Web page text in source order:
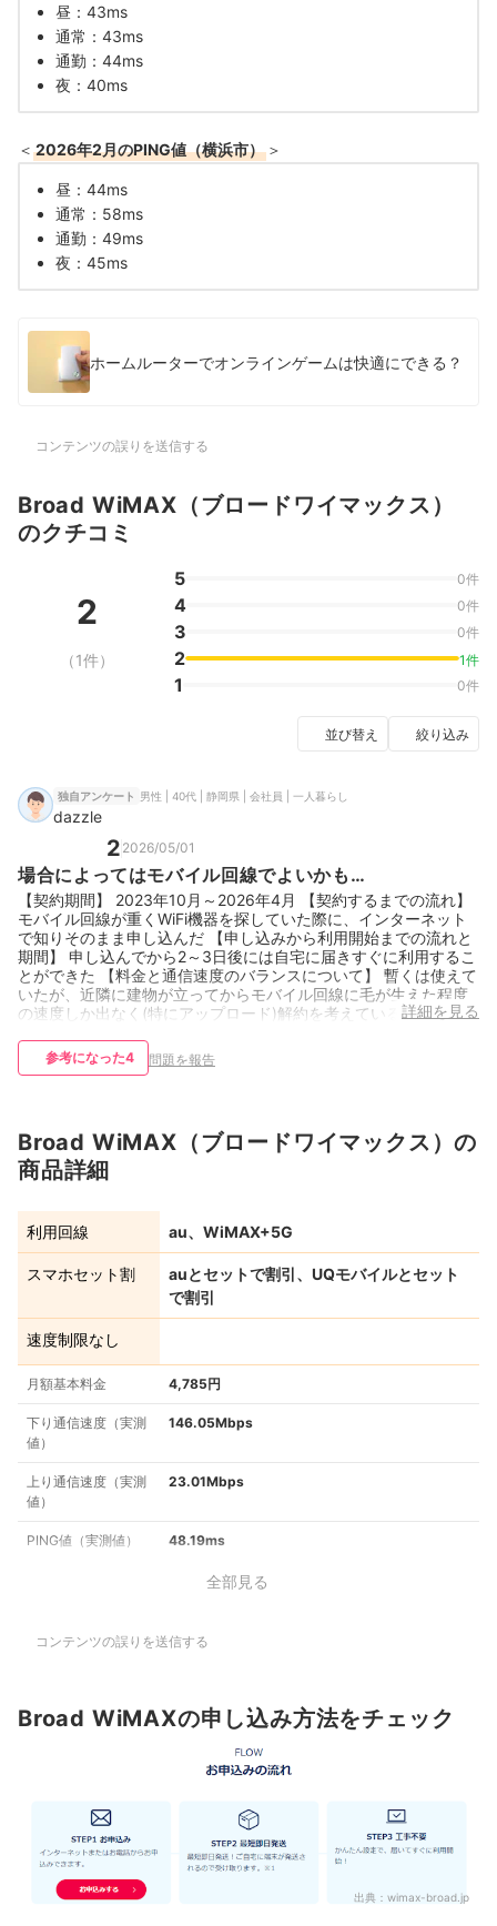
昼：43ms
通常：43ms
通勤：44ms
夜：40ms
＜ 2026年2月のPING値（横浜市） ＞
昼：44ms
通常：58ms
通勤：49ms
夜：45ms
ホームルーターでオンラインゲームは快適にできる？
コンテンツの誤りを送信する
Broad WiMAX（ブロードワイマックス）
のクチコミ
2
（1件）
5 0件
4 0件
3 0件
2 1件
1 0件
並び替え 絞り込み
独自アンケート 男性 | 40代 | 静岡県 | 会社員 | 一人暮らし
dazzle
2 2026/05/01
場合によってはモバイル回線でよいかも…
【契約期間】 2023年10月～2026年4月 【契約するまでの流れ】
モバイル回線が重くWiFi機器を探していた際に、インターネット
で知りそのまま申し込んだ 【申し込みから利用開始までの流れと
期間】 申し込んでから2～3日後には自宅に届きすぐに利用するこ
とができた 【料金と通信速度のバランスについて】 暫くは使えて
いたが、近隣に建物が立ってからモバイル回線に毛が生えた程度
の速度しか出なく(特にアップロード)解約を考えている 詳細を見る
参考になった4 問題を報告
Broad WiMAX（ブロードワイマックス）の
商品詳細
利用回線 au、WiMAX+5G
スマホセット割
auとセットで割引、UQモバイルとセット
で割引
速度制限なし
月額基本料金 4,785円
下り通信速度（実測
値）
146.05Mbps
上り通信速度（実測
値）
23.01Mbps
PING値（実測値） 48.19ms
全部見る
コンテンツの誤りを送信する
Broad WiMAXの申し込み方法をチェック
出典： wimax-broad.jp